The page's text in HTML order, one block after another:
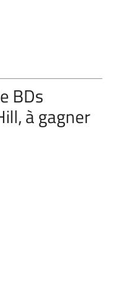
BDs
à gagner